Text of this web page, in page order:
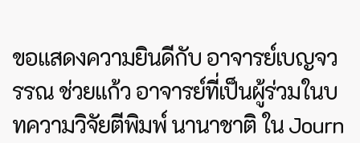
ขอแสดงความยินดีกับ อาจารย์เบญจว
รรณ ช่วยแก้ว อาจารย์ที่เป็นผู้ร่วมในบ
ทความวิจัยตีพิมพ์ นานาชาติ ใน Journ